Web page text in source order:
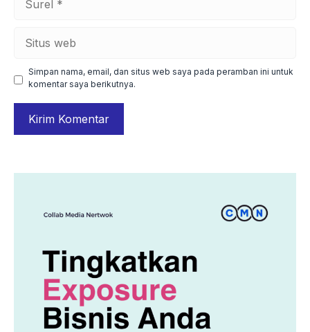
web
Simpan nama, email, dan situs web saya pada peramban ini untuk
komentar saya berikutnya.